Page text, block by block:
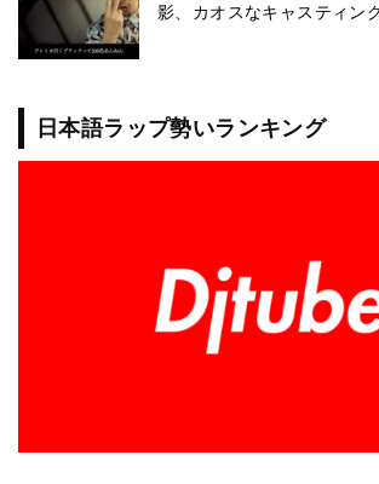
影、カオスなキャスティン
日本語ラップ勢いランキング